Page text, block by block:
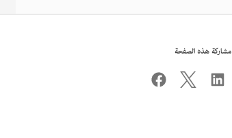
مشاركة هذه الصفحة